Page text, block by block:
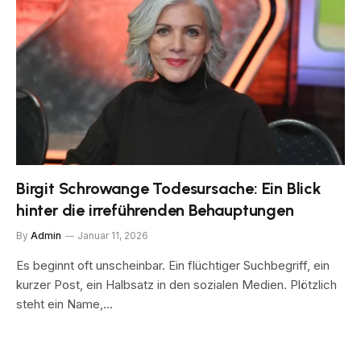
Birgit Schrowange Todesursache: Ein Blick
hinter die irreführenden Behauptungen
By Admin Januar 11, 2026
Es beginnt oft unscheinbar. Ein flüchtiger Suchbegriff, ein
kurzer Post, ein Halbsatz in den sozialen Medien. Plötzlich
steht ein Name,…